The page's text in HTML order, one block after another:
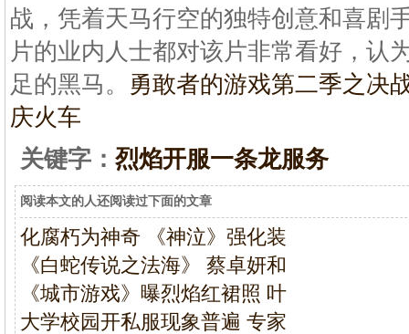
战，凭着天马行空的独特创意和喜剧
片的业内人士都对该片非常看好，认
足的黑马。
勇敢者的游戏第二季之决
庆火车
关键字： 烈焰开服一条龙服务
阅读本文的人还阅读过下面的文章
化腐朽为神奇 《神泣》强化装
《白蛇传说之法海》 蔡卓妍和
《城市游戏》曝烈焰红裙照 叶
大学校园开私服现象普遍 专家